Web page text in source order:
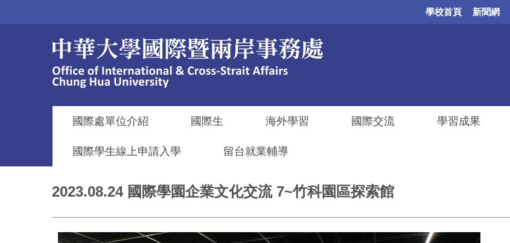
學校首頁 新聞網
國際處單位介紹 國際生 海外學習 國際交流 學習成果
國際學生線上申請入學 留台就業輔導
2023.08.24 國際學園企業文化交流 7~竹科園區探索館